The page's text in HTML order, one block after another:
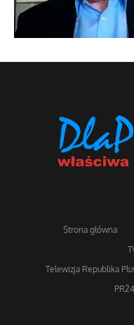
Strona główna
Telewizja Republika
PR24